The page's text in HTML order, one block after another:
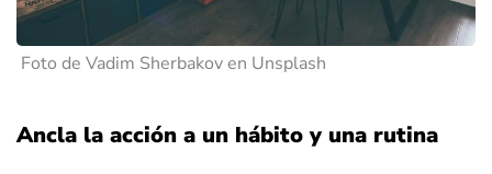
Foto de Vadim Sherbakov en Unsplash
Ancla la acción a un hábito y una rutina